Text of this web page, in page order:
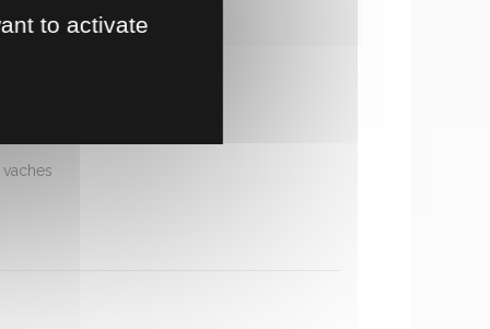
to activate